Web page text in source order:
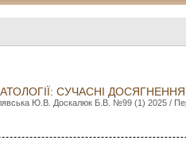
СУЧАСНІ
Ю.В. Доскалюк Б.В. №99 (1) 2025 /